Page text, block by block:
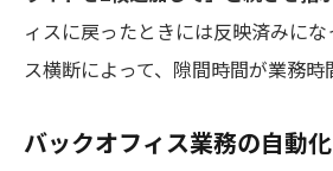
ィスに戻ったときには反映済みにな
ス横断によって、隙間時間が業務時
バックオフィス業務の自動化